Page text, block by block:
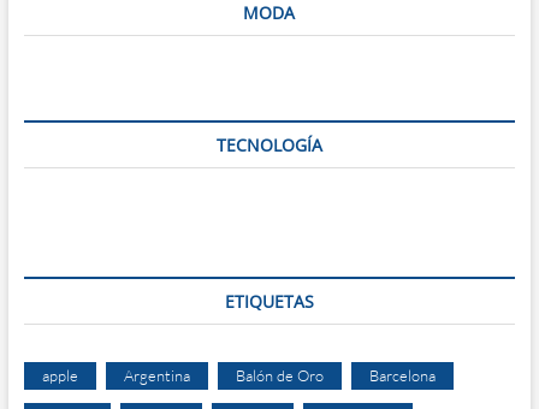
MODA
TECNOLOGÍA
ETIQUETAS
apple Argentina Balón de Oro Barcelona